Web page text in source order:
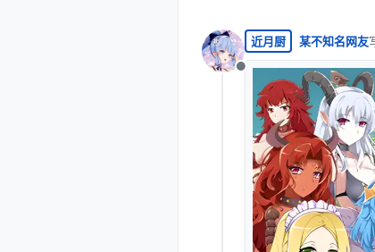
离线
近月厨 某不知名网友